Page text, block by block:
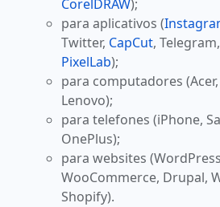
CorelDRAW);
para aplicativos (
Twitter, CapCut,
PixelLab);
para computadores (Acer,
Lenovo);
para telefones (iPhone,
OnePlus);
para websites
WooCommerce, Drupal,
Shopify).